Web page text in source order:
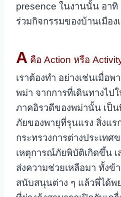
presence ในงานนั้น อาทิ
ร่วมกิจกรรมของบ้านเมือง
A คือ Action หรือ
เราต้องทำ อย่างเช่นเมื่อพ
พม่า จากการที่เดินทางไป
ภาคอิรวดีของพม่านั้น เป็
ภัยของพายุที่รุนแรง สิ่งแร
กระทรวงการต่างประเทศ
เหตุการณ์ภัยพิบัติเกิดขึ้น
ส่งความช่วยเหลือมา ทั้งข้
สนับสนุนต่าง ๆ แล้วพี่ได้พ